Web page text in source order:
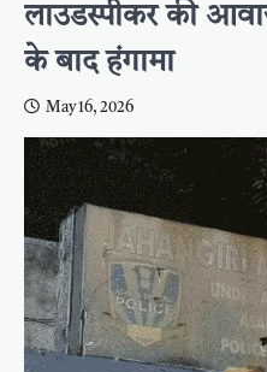
लाउडस्पीकर की
के बाद हंगामा
May 16, 2026